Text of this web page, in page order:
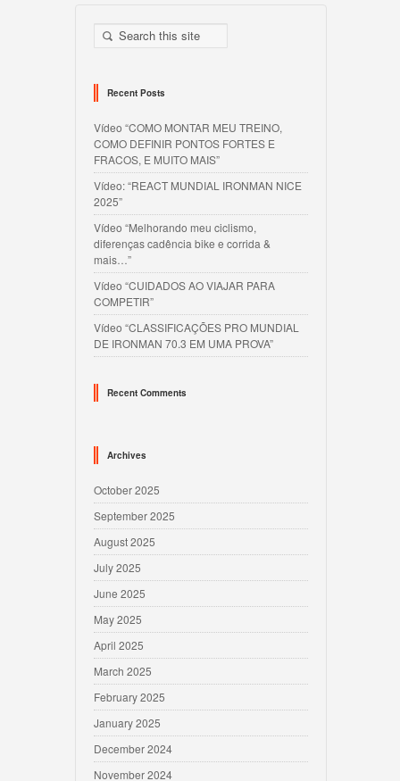
Recent Posts
Vídeo “COMO MONTAR MEU TREINO,
COMO DEFINIR PONTOS FORTES E
FRACOS, E MUITO MAIS”
Vídeo: “REACT MUNDIAL IRONMAN NICE
2025”
Vídeo “Melhorando meu ciclismo,
diferenças cadência bike e corrida &
mais…”
Vídeo “CUIDADOS AO VIAJAR PARA
COMPETIR”
Vídeo “CLASSIFICAÇÕES PRO MUNDIAL
DE IRONMAN 70.3 EM UMA PROVA”
Recent Comments
Archives
October 2025
September 2025
August 2025
July 2025
June 2025
May 2025
April 2025
March 2025
February 2025
January 2025
December 2024
November 2024